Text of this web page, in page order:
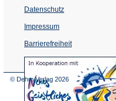
Datenschutz
Impressum
Barrierefreiheit
© Dehm Verlag 2026